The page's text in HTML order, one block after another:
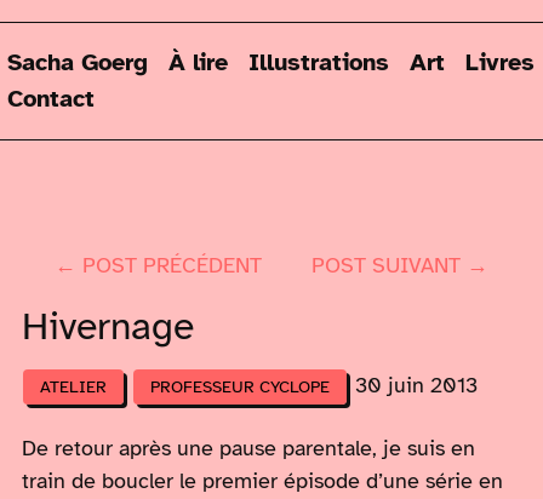
Sacha Goerg À lire Illustrations Art
Livres
Contact
← POST PRÉCÉDENT POST SUIVANT →
Hivernage
ATELIER PROFESSEUR CYCLOPE 30 juin 2013
De retour après une pause parentale, je suis en
train de boucler le premier épisode d’une série en